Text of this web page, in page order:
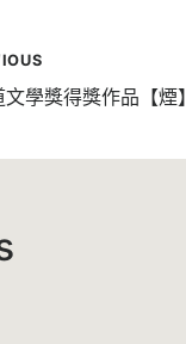
學獎得獎作品【煙】